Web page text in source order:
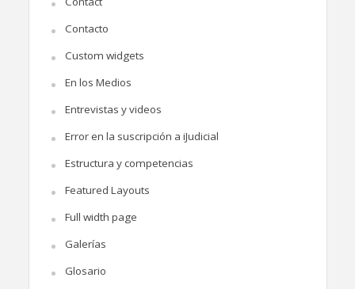
Contacto
Custom widgets
En los Medios
Entrevistas y videos
Error en la suscripción a iJudicial
Estructura y competencias
Featured Layouts
Full width page
Galerías
Glosario